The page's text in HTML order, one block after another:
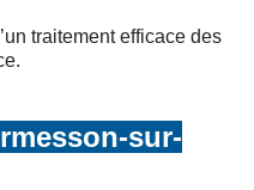
traitement efficace des
sur-